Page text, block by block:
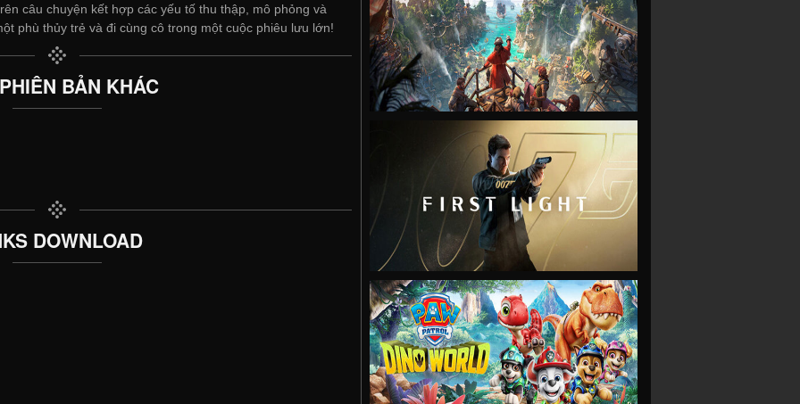
câu chuyện kết hợp các yếu tố thu thập, mô phỏng và
phù thủy trẻ và đi cùng cô trong một cuộc phiêu lưu lớn!
BẢN KHÁC
DOWNLOAD
VIEW
VIEW
VIEW